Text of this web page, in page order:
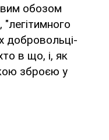
обозом
добровольці-
в що, і, як
зброєю у